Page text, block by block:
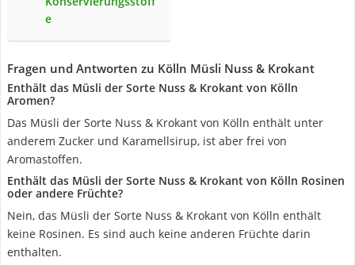
e
Fragen und Antworten zu Kölln Müsli Nuss & Krokant
Enthält das Müsli der Sorte Nuss & Krokant von Kölln
Aromen?
Das Müsli der Sorte Nuss & Krokant von Kölln enthält unter
anderem Zucker und Karamellsirup, ist aber frei von
Aromastoffen.
Enthält das Müsli der Sorte Nuss & Krokant von Kölln Rosinen
oder andere Früchte?
Nein, das Müsli der Sorte Nuss & Krokant von Kölln enthält
keine Rosinen. Es sind auch keine anderen Früchte darin
enthalten.